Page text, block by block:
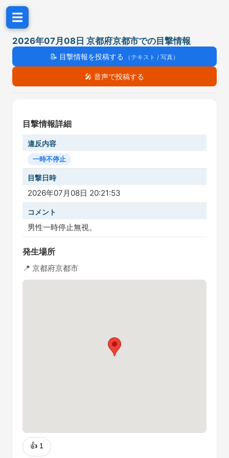
☰
2026年07月08日 京都府京都市での目撃情報
📝 目撃情報を投稿する （テキスト / 写真）
🎤 音声で投稿する
目撃情報詳細
違反内容
一時不停止
目撃日時
2026年07月08日 20:21:53
コメント
男性一時停止無視。
発生場所
📍 京都府京都市
👍 1